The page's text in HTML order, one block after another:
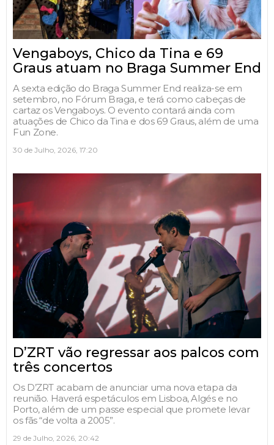
Vengaboys, Chico da Tina e 69
Graus atuam no Braga Summer End
A sexta edição do Braga Summer End realiza-se em
setembro, no Fórum Braga, e terá como cabeças de
cartaz os Vengaboys. O evento contará ainda com
atuações de Chico da Tina e dos 69 Graus, além de uma
Fun Zone.
30 de Julho, 2026, 17:20
D’ZRT vão regressar aos palcos com
três concertos
Os D’ZRT acabam de anunciar uma nova etapa da
reunião. Haverá espetáculos em Lisboa, Algés e no
Porto, além de um passe especial que promete levar
os fãs “de volta a 2005”.
29 de Julho, 2026, 20:42